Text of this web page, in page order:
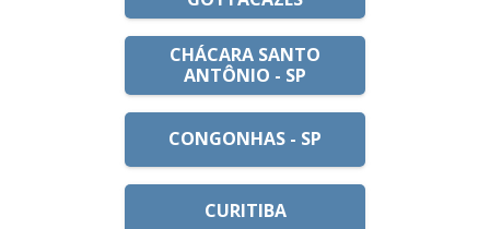
CHÁCARA SANTO
ANTÔNIO - SP
CONGONHAS - SP
CURITIBA